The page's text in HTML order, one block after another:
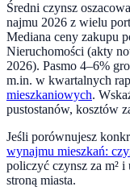
Średni czynsz
najmu 2026 z wielu
Mediana ceny zakupu
Nieruchomości (akty
2026). Pasmo 4–6%
m.in. w kwartalnych
mieszkaniowych.
pustostanów, kosztów
Jeśli porównujesz
wynajmu mieszkań:
policzyć czynsz za m² i
stroną miasta.